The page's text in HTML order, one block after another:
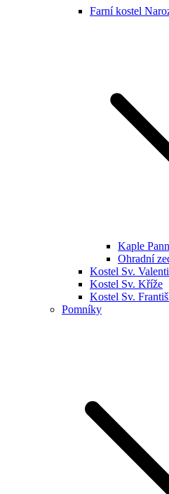
Farní kostel
Kaple
Ohradní
Kostel Sv.
Kostel Sv. Kříže
Kostel Sv.
Pomníky